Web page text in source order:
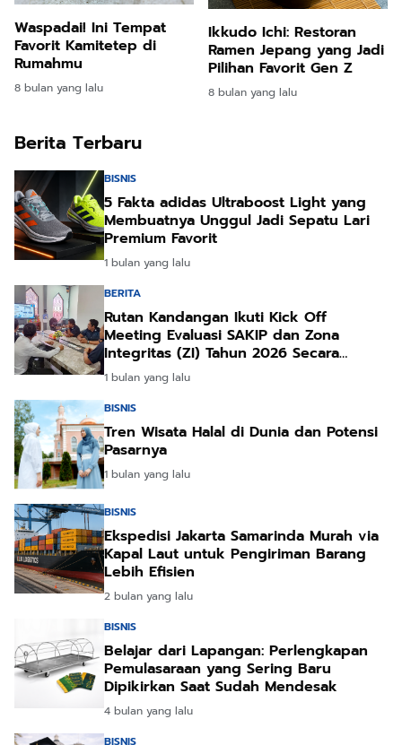
Waspadai! Ini Tempat
Favorit Kamitetep di
Rumahmu
8 bulan yang lalu
Ikkudo Ichi: Restoran
Ramen Jepang yang Jadi
Pilihan Favorit Gen Z
8 bulan yang lalu
Berita Terbaru
BISNIS
5 Fakta adidas Ultraboost Light yang
Membuatnya Unggul Jadi Sepatu Lari
Premium Favorit
1 bulan yang lalu
BERITA
Rutan Kandangan Ikuti Kick Off
Meeting Evaluasi SAKIP dan Zona
Integritas (ZI) Tahun 2026 Secara
Daring
1 bulan yang lalu
BISNIS
Tren Wisata Halal di Dunia dan Potensi
Pasarnya
1 bulan yang lalu
BISNIS
Ekspedisi Jakarta Samarinda Murah via
Kapal Laut untuk Pengiriman Barang
Lebih Efisien
2 bulan yang lalu
BISNIS
Belajar dari Lapangan: Perlengkapan
Pemulasaraan yang Sering Baru
Dipikirkan Saat Sudah Mendesak
4 bulan yang lalu
BISNIS